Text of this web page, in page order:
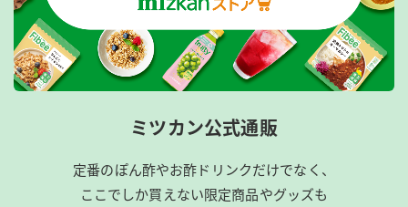
ミツカン公式通販
定番のぽん酢やお酢ドリンクだけでなく、
ここでしか買えない限定商品やグッズも